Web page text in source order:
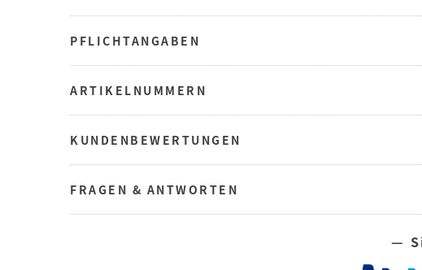
PFLICHTANGABEN
ARTIKELNUMMERN
KUNDENBEWERTUNGEN
FRAGEN & ANTWORTEN
—